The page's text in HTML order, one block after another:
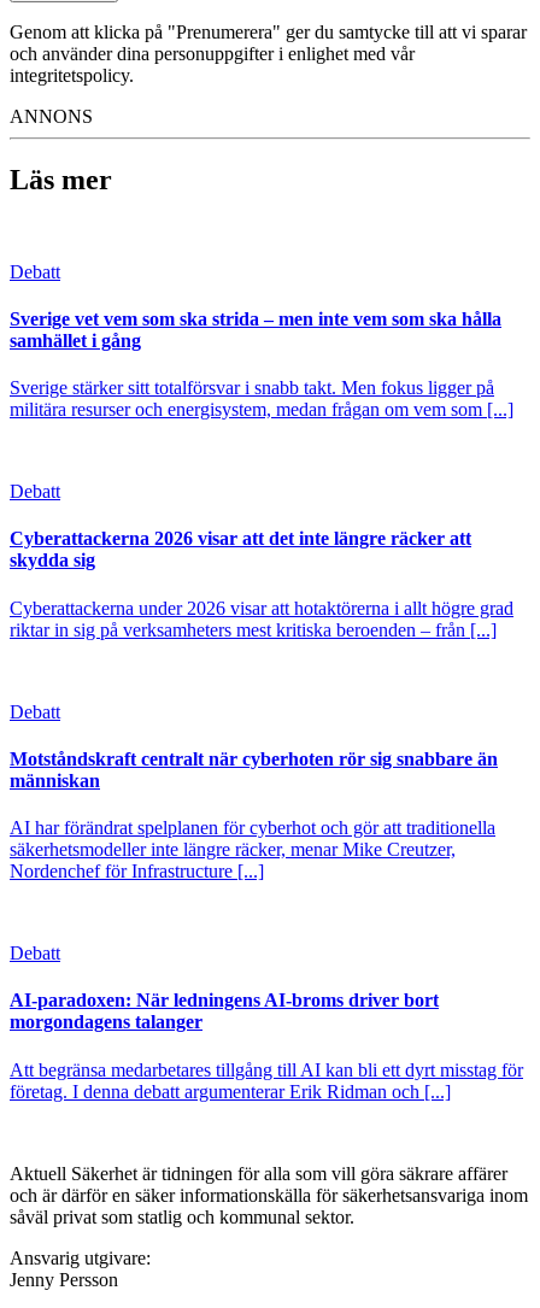
Genom att klicka på "Prenumerera" ger du samtycke till att vi sparar
och använder dina personuppgifter i enlighet med vår
integritetspolicy.
ANNONS
Läs mer
Debatt
Sverige vet vem som ska strida – men inte vem som ska hålla
samhället i gång
Sverige stärker sitt totalförsvar i snabb takt. Men fokus ligger på
militära resurser och energisystem, medan frågan om vem som [...]
Debatt
Cyberattackerna 2026 visar att det inte längre räcker att
skydda sig
Cyberattackerna under 2026 visar att hotaktörerna i allt högre grad
riktar in sig på verksamheters mest kritiska beroenden – från [...]
Debatt
Motståndskraft centralt när cyberhoten rör sig snabbare än
människan
AI har förändrat spelplanen för cyberhot och gör att traditionella
säkerhetsmodeller inte längre räcker, menar Mike Creutzer,
Nordenchef för Infrastructure [...]
Debatt
AI-paradoxen: När ledningens AI-broms driver bort
morgondagens talanger
Att begränsa medarbetares tillgång till AI kan bli ett dyrt misstag för
företag. I denna debatt argumenterar Erik Ridman och [...]
Aktuell Säkerhet är tidningen för alla som vill göra säkrare affärer
och är därför en säker informationskälla för säkerhets­ansvariga inom
såväl privat som statlig och kommunal sektor.
Ansvarig utgivare:
Jenny Persson